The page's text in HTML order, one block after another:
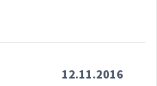
12.11.2016